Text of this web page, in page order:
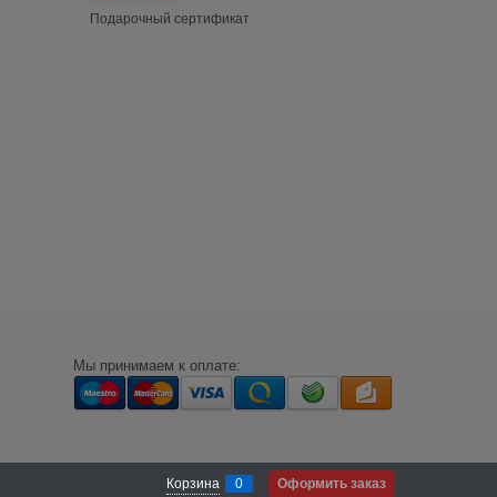
Подарочный сертификат
Мы принимаем к оплате:
Корзина 0 Оформить заказ